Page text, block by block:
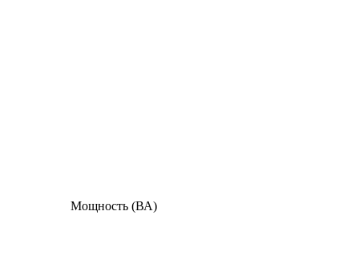
Мощность (ВА)